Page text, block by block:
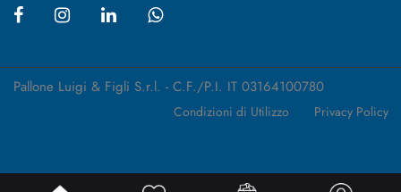
Pallone Luigi & Figli S.r.l. - C.F./P.I. IT 03164100780
Condizioni di Utilizzo Privacy Policy